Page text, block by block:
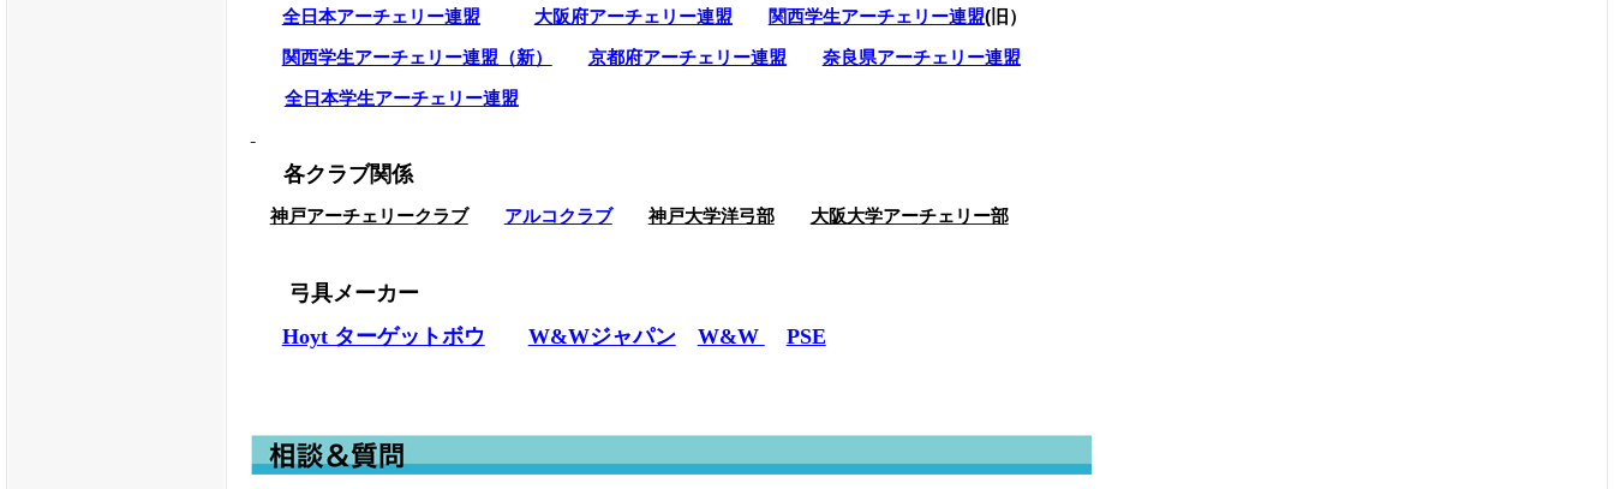
★☆ 急告 ２月３日
Japanインドア出店参画の為、申し訳ありませんが
ご迷惑をおかけしますが、よろしくお願いいたします。
全日本アーチェリー連盟 大阪府アーチェリー連盟 関西学生アーチェリー連盟(旧）
関西学生アーチェリー連盟（新）
京都府アーチェリー連盟
奈良県アーチェリー連盟
全日本学生アーチェリー連盟
各クラブ関係
神戸アーチェリークラブ アルコクラブ 神戸大学洋弓部 大阪大学アーチェリー部
弓具メーカー
Hoyt ターゲットボウ
W&Wジャパン W&W PSE